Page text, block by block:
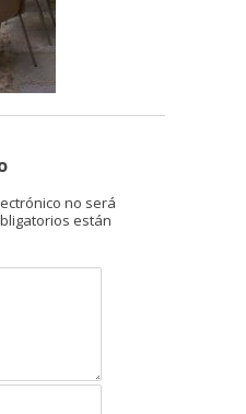
no será
están